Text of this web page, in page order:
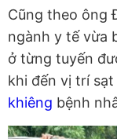
Cũng theo ông
ngành y tế vừa
ở từng tuyến
khi đến vị trí
khiêng bệnh